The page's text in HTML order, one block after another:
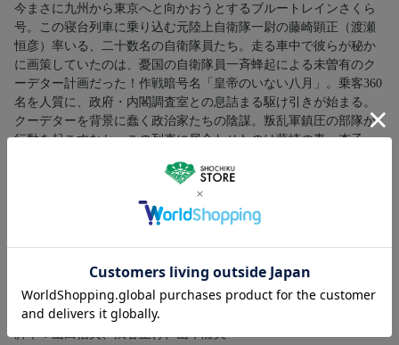
今まさに九州から東京へと向かおうとするブルートレインさくら
号。この寝台列車に乗り込む元陸上自衛隊一尉の藤崎顕正（渡瀬
恒彦）率いる、二十数名の自衛隊員たち。走る車中で彼らが秘か
に画策していたのは、憂国の自衛隊員一斉蜂起による未曽有のク
ーデター計画だった！作戦暗号名「皇帝のいない八月」。乗客360
名を人質に、政府・内閣調査室との息詰まる駆け引きが始まる。
クーデターを背景に蠢く政治家たちの陰謀。叛乱軍鎮圧の部隊が
行動を起こすなか、この列車に居合わせたのは藤崎の妻、杏子
（吉永小百合）。藤崎を思いとどまらせようと説得を試みる杏子
だったが…。狂気を孕んだクーデターの、そして日本の命運の行
方は！？夜の闇を突っ走るブルートレイン！戦慄の24時間を緊迫
感漲るタッチでダイナミックに描くスリリングな軍事スペクタク
原作：小林久三
脚本：山田信夫、渋谷正行、山本薩夫